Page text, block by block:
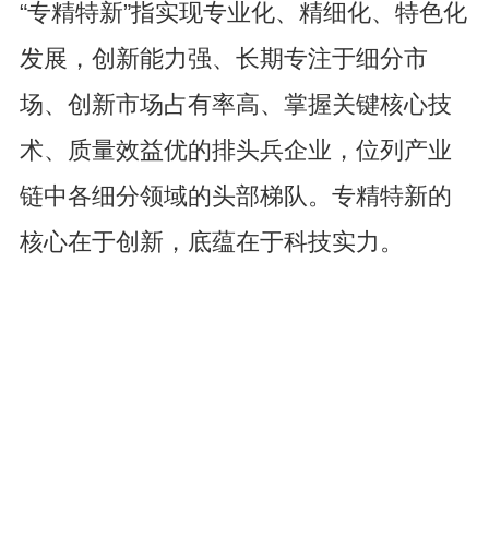
“专精特新”指实现专业化、精细化、特色化
发展，创新能力强、长期专注于细分市
场、创新市场占有率高、掌握关键核心技
术、质量效益优的排头兵企业，位列产业
链中各细分领域的头部梯队。专精特新的
核心在于创新，底蕴在于科技实力。